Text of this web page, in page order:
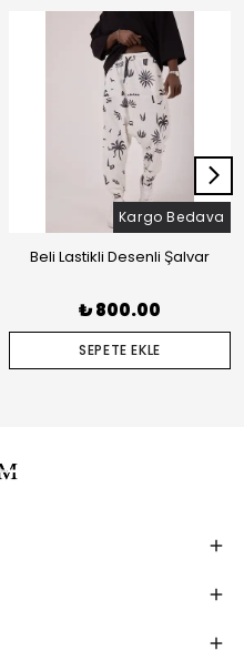
Kargo Bedava
Beli Lastikli Desenli Şalvar
₺ 800.00
SEPETE EKLE